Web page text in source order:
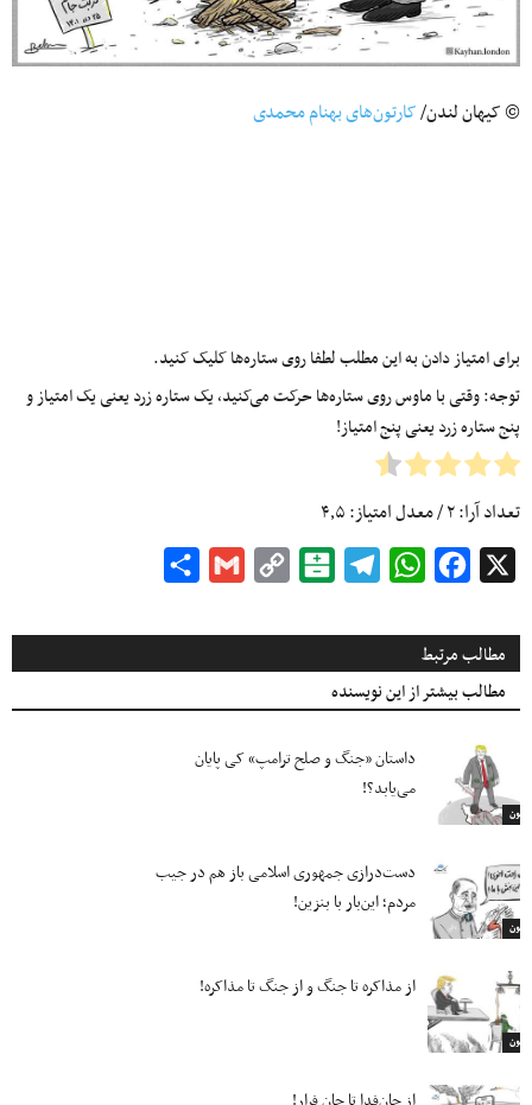
© کیهان لندن/کارتون‌های بهنام محمدی
برای امتیاز دادن به این مطلب لطفا روی ستاره‌ها کلیک کنید.
توجه: وقتی با ماوس روی ستاره‌ها حرکت می‌کنید، یک ستاره زرد یعنی یک امتیاز و
پنج ستاره زرد یعنی پنج امتیاز!
تعداد آرا:۲/ معدل امتیاز:۴٫۵
Facebook
WhatsApp
Telegram
Balatarin
Copy
Gmail
مطالب مرتبط
مطالب بیشتر از این نویسنده
کارتون
داستان «جنگ و صلح ترامپ» کی پایان
می‌یابد؟!
کارتون
دست‌درازی جمهوری اسلامی باز هم در جیب
مردم؛ این‌بار با بنزین!
کارتون
از مذاکره تا جنگ و از جنگ تا مذاکره!